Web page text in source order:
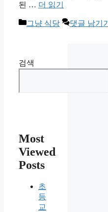
된 … 더 읽기
카
그냥 식당 댓글 남기기
검색
Most
Viewed
Posts
초
등
교